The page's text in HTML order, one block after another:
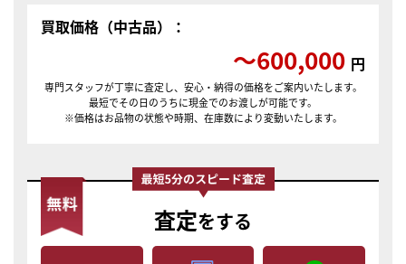
買取価格（中古品）：
〜600,000 円
専門スタッフが丁寧に査定し、安心・納得の価格をご案内いたします。
最短でその日のうちに現金でのお渡しが可能です。
※価格はお品物の状態や時期、在庫数により変動いたします。
査定をする